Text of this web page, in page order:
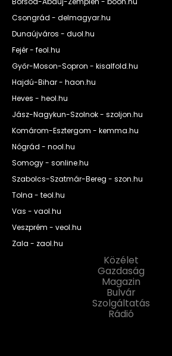
Csongrád - delmagyar.hu
Dunaújváros - duol.hu
Fejér - feol.hu
Győr-Moson-Sopron - kisalfold.hu
Hajdú-Bihar - haon.hu
Heves - heol.hu
Jász-Nagykun-Szolnok - szoljon.hu
Komárom-Esztergom - kemma.hu
Nógrád - nool.hu
Somogy - sonline.hu
Szabolcs-Szatmár-Bereg - szon.hu
Tolna - teol.hu
Vas - vaol.hu
Veszprém - veol.hu
Zala - zaol.hu
Közélet
Gazdaság
Magazin
Bulvár
Szolgáltatás
Rádió